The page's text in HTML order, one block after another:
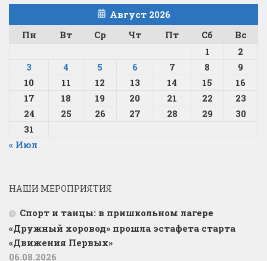
Август 2026
Пн
Вт Ср Чт Пт Сб
Вс
1
2
3
4 5 6 7 8
9
10
11 12 13 14 15
16
17
18 19 20 21 22
23
24
25 26 27 28 29
30
31
« Июл
НАШИ МЕРОПРИЯТИЯ
Спорт и танцы: в пришкольном лагере
«Дружный хоровод» прошла эстафета старта
«Движения Первых»
06.08.2026